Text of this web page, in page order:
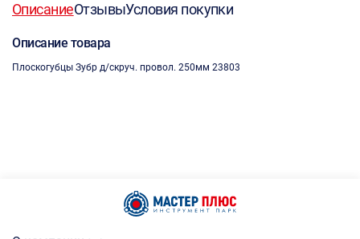
ОписаниеОтзывыУсловия покупки
Описание товара
Плоскогубцы Зубр д/скруч. провол. 250мм 23803